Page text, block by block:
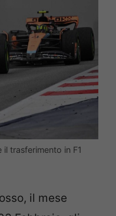
il trasferimento in F1
il mese